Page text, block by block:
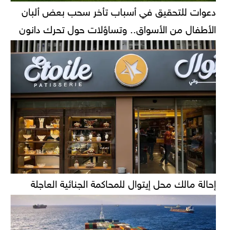
دعوات للتحقيق في أسباب تأخر سحب بعض ألبان
الأطفال من الأسواق.. وتساؤلات حول تحرك دانون
إحالة مالك محل إيتوال للمحاكمة الجنائية العاجلة